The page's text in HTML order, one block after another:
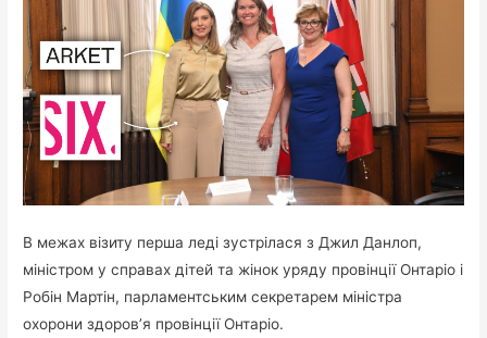
В межах візиту перша леді зустрілася з Джил Данлоп,
міністром у справах дітей та жінок уряду провінції Онтаріо і
Робін Мартін, парламентським секретарем міністра
охорони здоров’я провінції Онтаріо.